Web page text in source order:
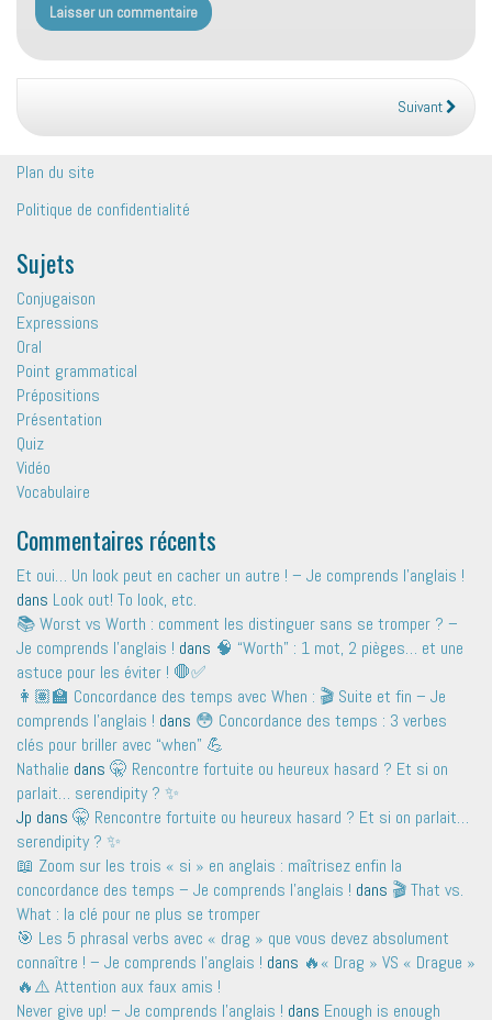
Suivant
Plan du site
Politique de confidentialité
Sujets
Conjugaison
Expressions
Oral
Point grammatical
Prépositions
Présentation
Quiz
Vidéo
Vocabulaire
Commentaires récents
Et oui… Un look peut en cacher un autre ! – Je comprends l'anglais !
dans Look out! To look, etc.
📚 Worst vs Worth : comment les distinguer sans se tromper ? –
Je comprends l'anglais ! dans 🧠 “Worth” : 1 mot, 2 pièges… et une
astuce pour les éviter ! 🛑✅
👩🏽‍🏫 Concordance des temps avec When : 🎬 Suite et fin – Je
comprends l'anglais ! dans 😳 Concordance des temps : 3 verbes
clés pour briller avec “when” 💪
Nathalie dans 🤫 Rencontre fortuite ou heureux hasard ? Et si on
parlait… serendipity ? ✨
Jp dans 🤫 Rencontre fortuite ou heureux hasard ? Et si on parlait…
serendipity ? ✨
📖 Zoom sur les trois « si » en anglais : maîtrisez enfin la
concordance des temps – Je comprends l'anglais ! dans 🎬 That vs.
What : la clé pour ne plus se tromper
🎯 Les 5 phrasal verbs avec « drag » que vous devez absolument
connaître ! – Je comprends l'anglais ! dans 🔥« Drag » VS « Drague »
🔥⚠️ Attention aux faux amis !
Never give up! – Je comprends l'anglais ! dans Enough is enough